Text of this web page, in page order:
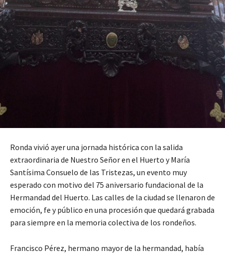
Ronda vivió ayer una jornada histórica con la salida
extraordinaria de Nuestro Señor en el Huerto y María
Santísima Consuelo de las Tristezas, un evento muy
esperado con motivo del 75 aniversario fundacional de la
Hermandad del Huerto. Las calles de la ciudad se llenaron de
emoción, fe y público en una procesión que quedará grabada
para siempre en la memoria colectiva de los rondeños.
Francisco Pérez, hermano mayor de la hermandad, había